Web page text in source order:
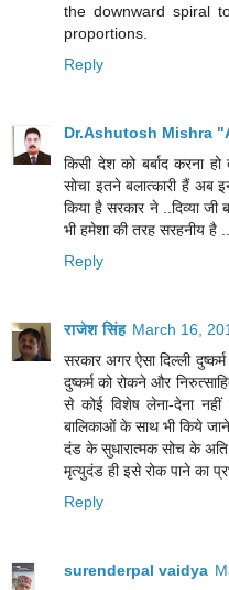
the downward spiral
proportions.
Reply
Dr.Ashutosh Mishra
किसी देश को बर्बाद करना
सोचा इतने बलात्कारी हैं अब
किया है सरकार ने ..दिव्या
भी हमेशा की तरह सरहनीय है
Reply
राजेश सिंह March 16,
सरकार अगर ऐसा दिल्ली
दुष्कर्म को रोकने और
से कोई विशेष लेना-देना नहीं
बालिकाओं के साथ भी किये
दंड के सुधारात्मक सोच के अति
मृत्युदंड ही इसे रोक पाने का
Reply
surenderpal vaidya